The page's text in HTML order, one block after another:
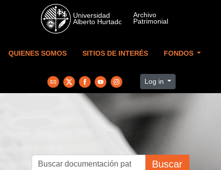
Skip to main content
QUIENES SOMOS SITIOS DE INTERÉS FONDOS
Log in
Buscar